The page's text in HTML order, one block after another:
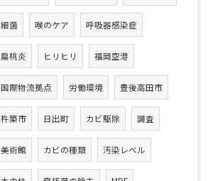
細菌 喉のケア 呼吸器感染症
扁桃炎 ヒリヒリ 福岡空港
国際物流拠点 労働環境 豊後高田市
杵築市 日出町 カビ駆除 調査
美術館 カビの種類 汚染レベル